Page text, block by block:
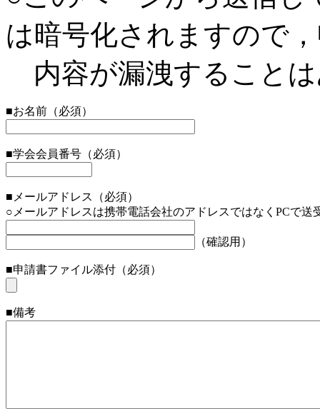
は暗号化されますので
内容が漏洩すること
■お名前（必須）
■学会会員番号（必須）
■メールアドレス（必須）
○メールアドレスは携帯電話会社のアドレスではなくPCで
（確認用）
■申請書ファイル添付（必須）
■備考